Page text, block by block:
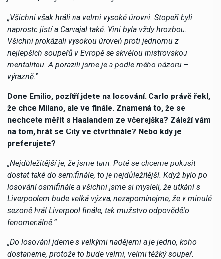
„Všichni však hráli na velmi vysoké úrovni. Stopeři byli
naprosto jistí a Carvajal také. Vini byla vždy hrozbou.
Všichni prokázali vysokou úroveň proti jednomu z
nejlepších soupeřů v Evropě se skvělou mistrovskou
mentalitou. A porazili jsme je a podle mého názoru –
výrazně.“
Done Emilio, pozítří jdete na losování. Carlo právě řekl,
že chce Milano, ale ve finále. Znamená to, že se
nechcete měřit s Haalandem ze včerejška? Záleží vám
na tom, hrát se City ve čtvrtfinále? Nebo kdy je
preferujete?
„Nejdůležitější je, že jsme tam. Poté se chceme pokusit
dostat také do semifinále, to je nejdůležitější. Když bylo po
losování osmifinále a všichni jsme si mysleli, že utkání s
Liverpoolem bude velká výzva, nezapomínejme, že v minulé
sezoně hrál Liverpool finále, tak mužstvo odpovědělo
fenomenálně.“
„Do losování jdeme s velkými nadějemi a je jedno, koho
dostaneme, protože to bude velmi, velmi těžký soupeř.